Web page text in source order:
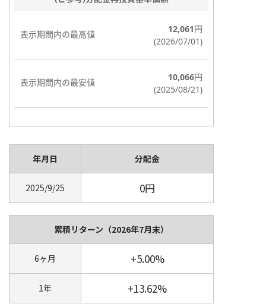
年月日 分配金
2025/9/25 0円
累積リターン （2026年7月末）
6ヶ月 +5.00%
1年 +13.62%